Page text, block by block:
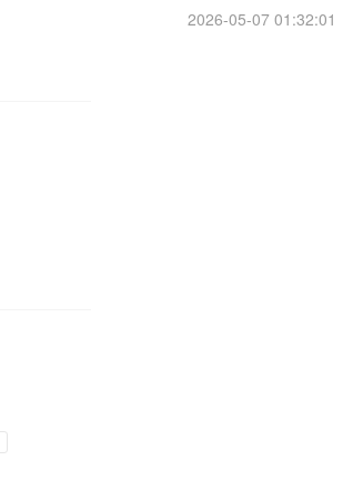
2026-05-07 01:32:01